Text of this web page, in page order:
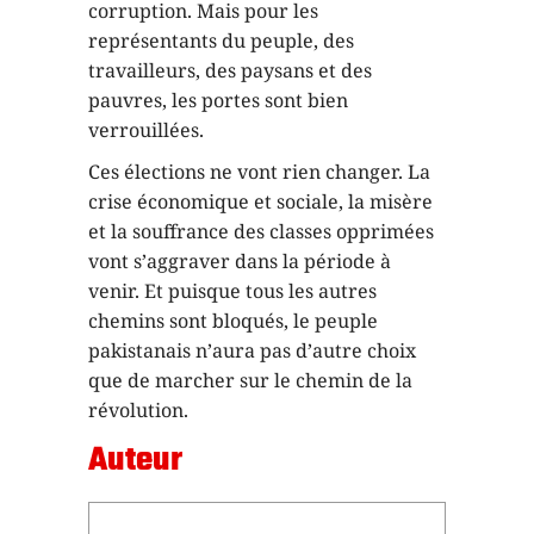
corruption. Mais pour les
représentants du peuple, des
travailleurs, des paysans et des
pauvres, les portes sont bien
verrouillées.
Ces élections ne vont rien changer. La
crise économique et sociale, la misère
et la souffrance des classes opprimées
vont s’aggraver dans la période à
venir. Et puisque tous les autres
chemins sont bloqués, le peuple
pakistanais n’aura pas d’autre choix
que de marcher sur le chemin de la
révolution.
Auteur